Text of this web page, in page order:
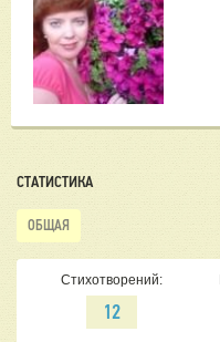
СТАТИСТИКА
ОБЩАЯ
Стихотворений:
12